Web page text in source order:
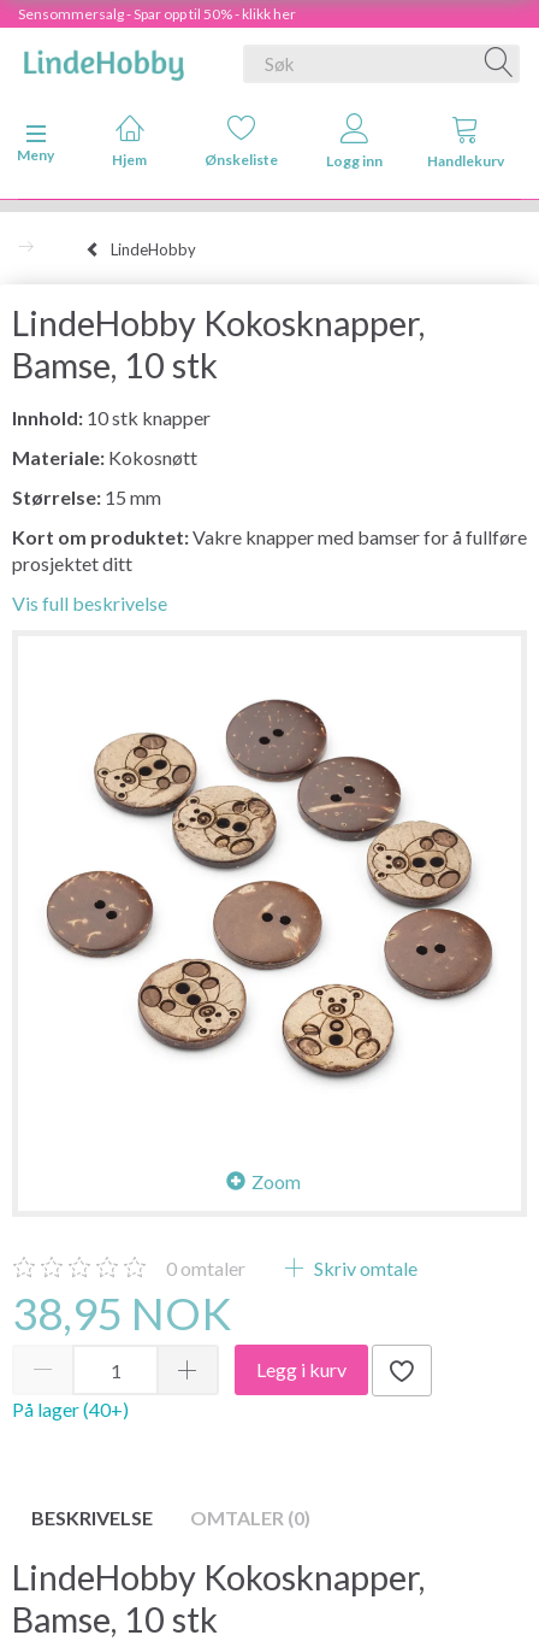
Sensommersalg - Spar opp til 50% - klikk her
Veksle navigasjon
Meny
Hjem Ønskeliste Logg inn Handlekurv
LindeHobby
LindeHobby Kokosknapper,
Bamse, 10 stk
Innhold: 10 stk knapper
Materiale: Kokosnøtt
Størrelse: 15 mm
Kort om produktet:Vakre knapper med bamser for å fullføre
prosjektet ditt
Vis full beskrivelse
Zoom
0 omtaler Skriv omtale
38,95 NOK
Legg i kurv
På lager (40+)
BESKRIVELSE OMTALER (0)
LindeHobby Kokosknapper,
Bamse, 10 stk